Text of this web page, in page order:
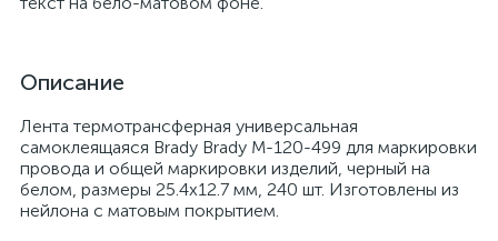
Описание
Лента термотрансферная универсальная
самоклеящаяся Brady Brady M-120-499 для маркировки
провода и общей маркировки изделий, черный на
белом, размеры 25.4x12.7 мм, 240 шт. Изготовлены из
нейлона с матовым покрытием.